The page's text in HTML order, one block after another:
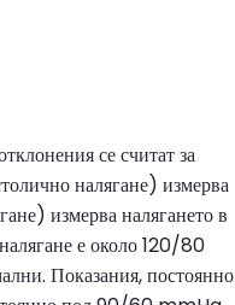
се считат за
налягане) измерва
измерва налягането в
е около 120/80
Показания, постоянно